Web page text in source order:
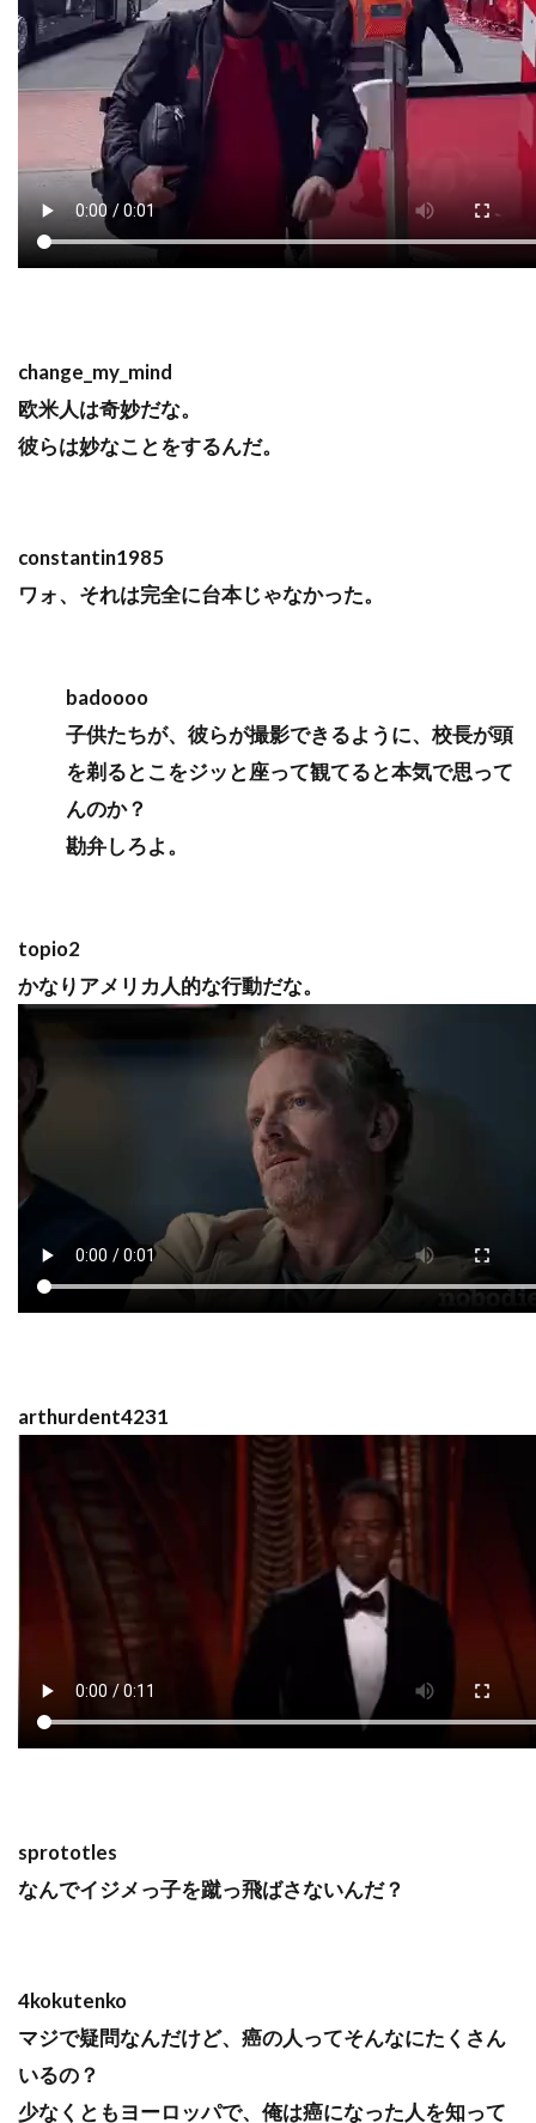
change_my_mind
欧米人は奇妙だな。
彼らは妙なことをするんだ。
constantin1985
ワォ、それは完全に台本じゃなかった。
badoooo
子供たちが、彼らが撮影できるように、校長が頭
を剃るとこをジッと座って観てると本気で思って
んのか？
勘弁しろよ。
topio2
かなりアメリカ人的な行動だな。
arthurdent4231
sprototles
なんでイジメっ子を蹴っ飛ばさないんだ？
4kokutenko
マジで疑問なんだけど、癌の人ってそんなにたくさん
いるの？
少なくともヨーロッパで、俺は癌になった人を知って